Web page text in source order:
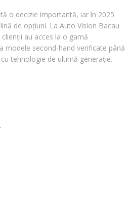
o decizie importantă, iar în 2025
de opțiuni. La Auto Vision Bacau
au acces la o gamă
modele second-hand verificate până
tehnologie de ultimă generație.